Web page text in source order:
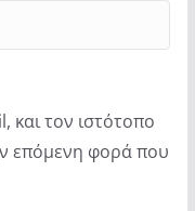
τον ιστότοπο
επόμενη φορά που